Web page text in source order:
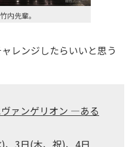
内先輩。
レンジしたらいいと思う
ァンゲリオン ―ある
3日(木、祝)、4日